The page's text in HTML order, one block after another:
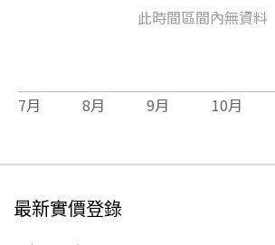
此時間區間內無資料
7月 8月 9月 10月
最新實價登錄